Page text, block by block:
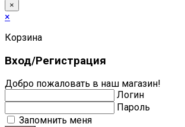
×
×
Корзина
Вход/Регистрация
Добро пожаловать в наш магазин!
Логин
Пароль
Запомнить меня